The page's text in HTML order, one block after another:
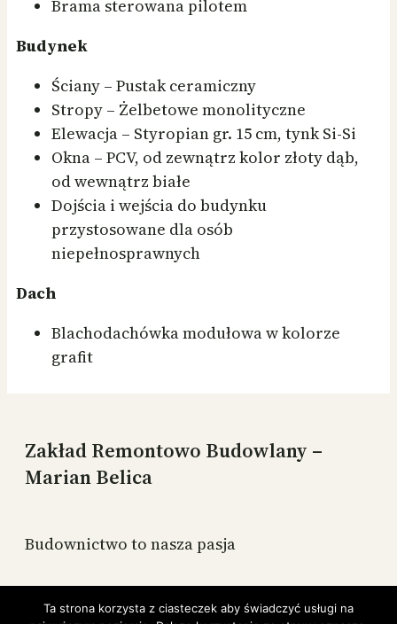
Brama sterowana pilotem
Budynek
Ściany – Pustak ceramiczny
Stropy – Żelbetowe monolityczne
Elewacja – Styropian gr. 15 cm, tynk Si-Si
Okna – PCV, od zewnątrz kolor złoty dąb,
od wewnątrz białe
Dojścia i wejścia do budynku
przystosowane dla osób
niepełnosprawnych
Dach
Blachodachówka modułowa w kolorze
grafit
Zakład Remontowo Budowlany –
Marian Belica
Budownictwo to nasza pasja
Sieradz, Błaszki, Szczerców oraz pozostałe
Ta strona korzysta z ciasteczek aby świadczyć usługi na